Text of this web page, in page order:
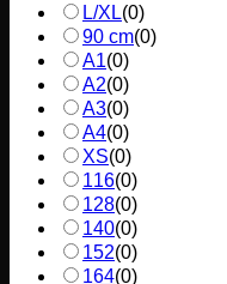
L/XL(0)
90 cm(0)
A1(0)
A2(0)
A3(0)
A4(0)
XS(0)
116(0)
128(0)
140(0)
152(0)
164(0)